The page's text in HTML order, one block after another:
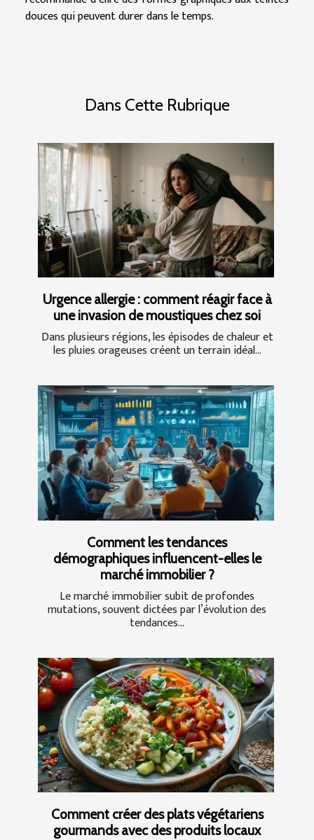
douces qui peuvent durer dans le temps.
Dans Cette Rubrique
Urgence allergie : comment réagir face à
une invasion de moustiques chez soi
Dans plusieurs régions, les épisodes de chaleur et
les pluies orageuses créent un terrain idéal...
Comment les tendances
démographiques influencent-elles le
marché immobilier ?
Le marché immobilier subit de profondes
mutations, souvent dictées par l’évolution des
tendances...
Comment créer des plats végétariens
gourmands avec des produits locaux